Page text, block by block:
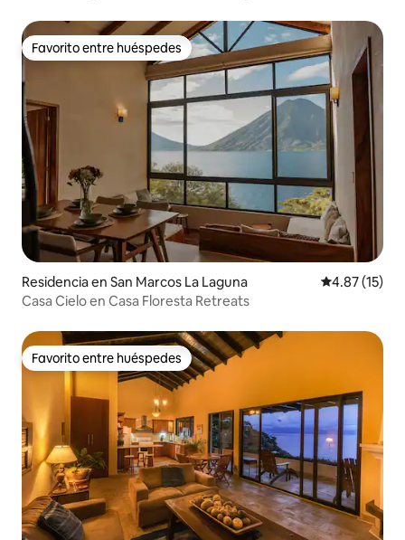
Favorito entre huéspedes
Favorito entre huéspedes
Residencia en San Marcos La Laguna Calificación
4.87 (15)
Casa Cielo en Casa Floresta Retreats
Favorito entre huéspedes
Favorito entre huéspedes